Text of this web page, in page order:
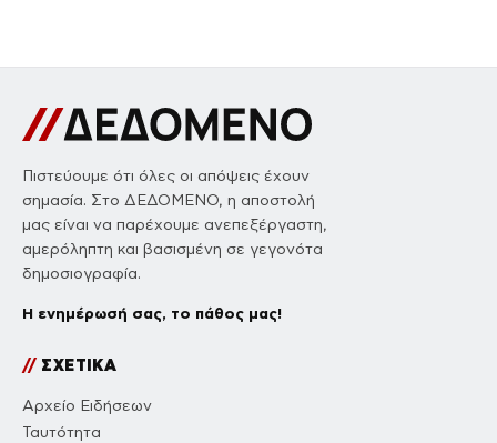
Πιστεύουμε ότι όλες οι απόψεις έχουν
σημασία. Στο ΔΕΔΟΜΕΝΟ, η αποστολή
μας είναι να παρέχουμε ανεπεξέργαστη,
αμερόληπτη και βασισμένη σε γεγονότα
δημοσιογραφία.
Η ενημέρωσή σας, το πάθος μας!
//ΣΧΕΤΙΚΑ
Αρχείο Ειδήσεων
Ταυτότητα